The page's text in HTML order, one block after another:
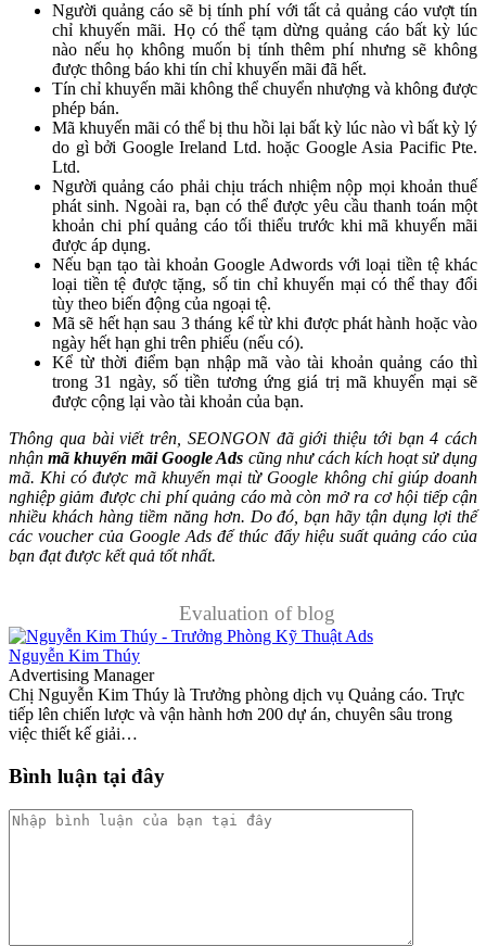
Người quảng cáo sẽ bị tính phí với tất cả quảng cáo vượt tín
chỉ khuyến mãi. Họ có thể tạm dừng quảng cáo bất kỳ lúc
nào nếu họ không muốn bị tính thêm phí nhưng sẽ không
được thông báo khi tín chỉ khuyến mãi đã hết.
Tín chỉ khuyến mãi không thể chuyển nhượng và không được
phép bán.
Mã khuyến mãi có thể bị thu hồi lại bất kỳ lúc nào vì bất kỳ lý
do gì bởi Google Ireland Ltd. hoặc Google Asia Pacific Pte.
Ltd.
Người quảng cáo phải chịu trách nhiệm nộp mọi khoản thuế
phát sinh. Ngoài ra, bạn có thể được yêu cầu thanh toán một
khoản chi phí quảng cáo tối thiểu trước khi mã khuyến mãi
được áp dụng.
Nếu bạn tạo tài khoản Google Adwords với loại tiền tệ khác
loại tiền tệ được tặng, số tin chỉ khuyến mại có thể thay đổi
tùy theo biến động của ngoại tệ.
Mã sẽ hết hạn sau 3 tháng kể từ khi được phát hành hoặc vào
ngày hết hạn ghi trên phiếu (nếu có).
Kể từ thời điểm bạn nhập mã vào tài khoản quảng cáo thì
trong 31 ngày, số tiền tương ứng giá trị mã khuyến mại sẽ
được cộng lại vào tài khoản của bạn.
Thông qua bài viết trên, SEONGON đã giới thiệu tới bạn 4 cách
nhậnmã khuyến mãi Google Ads cũng như cách kích hoạt sử dụng
mã. Khi có được mã khuyến mại từ Google không chỉ giúp doanh
nghiệp giảm được chi phí quảng cáo mà còn mở ra cơ hội tiếp cận
nhiều khách hàng tiềm năng hơn. Do đó, bạn hãy tận dụng lợi thế
các voucher của Google Ads để thúc đẩy hiệu suất quảng cáo của
bạn đạt được kết quả tốt nhất.
Evaluation of blog
Nguyễn Kim Thúy
Advertising Manager
Chị Nguyễn Kim Thúy là Trưởng phòng dịch vụ Quảng cáo. Trực
tiếp lên chiến lược và vận hành hơn 200 dự án, chuyên sâu trong
việc thiết kế giải…
Bình luận tại đây